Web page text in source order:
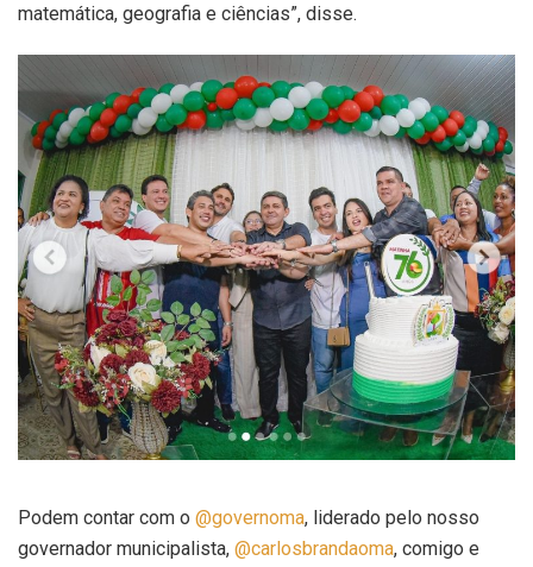
matemática, geografia e ciências”, disse.
Podem contar com o @governoma, liderado pelo nosso
governador municipalista, @carlosbrandaoma, comigo e